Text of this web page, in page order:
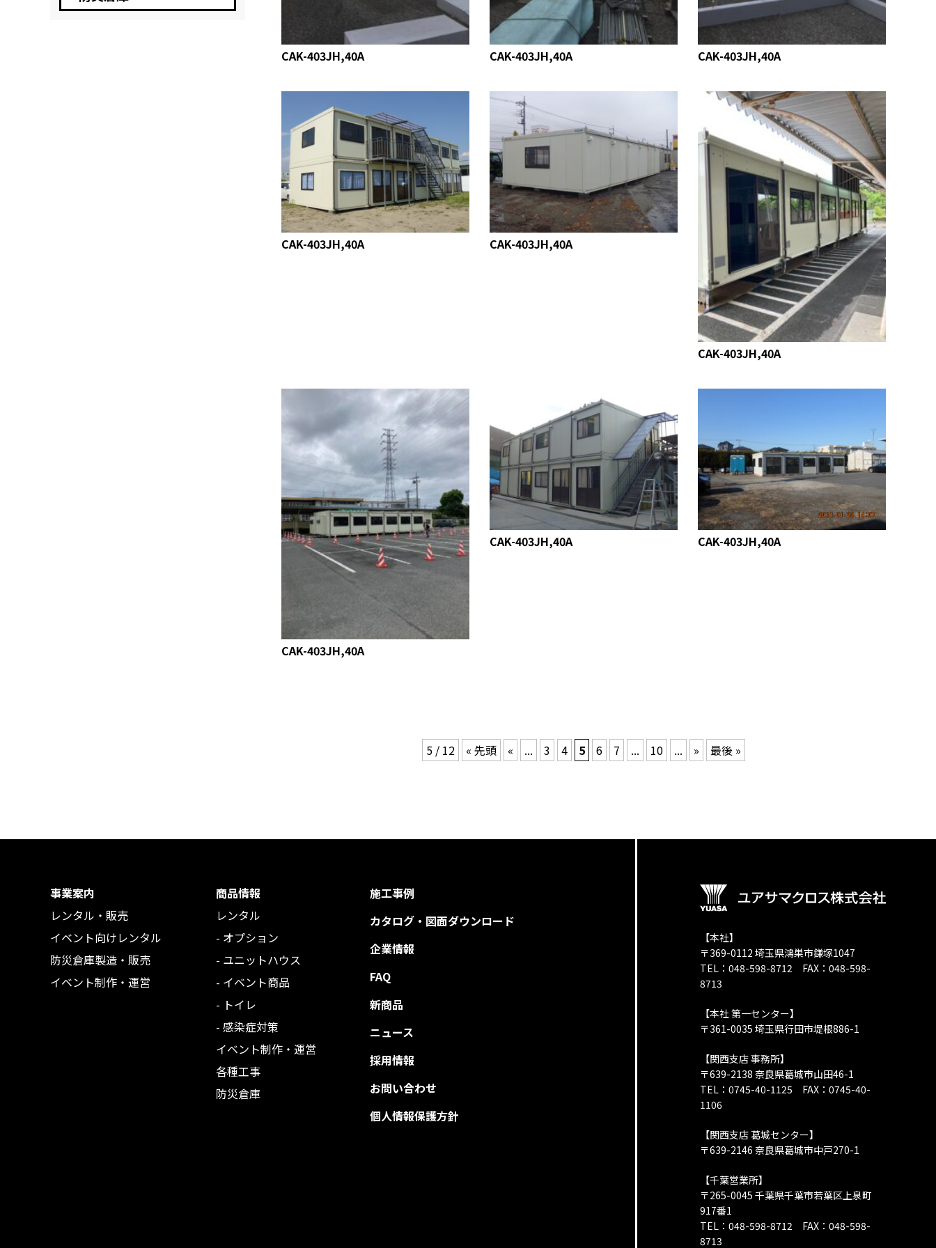
CAK-403JH,40A CAK-403JH,40A CAK-403JH,40A
CAK-403JH,40A CAK-403JH,40A
CAK-403JH,40A
CAK-403JH,40A
CAK-403JH,40A CAK-403JH,40A
5 / 12 « 先頭 « ... 3 4 5 6 7 ... 10 ... » 最後 »
【本社】
〒369-0112 埼玉県鴻巣市鎌塚1047
TEL：048-598-8712 FAX：048-598-
8713
【本社 第一センター】
〒361-0035 埼玉県行田市堤根886-1
【関西支店 事務所】
〒639-2138 奈良県葛城市山田46-1
TEL：0745-40-1125 FAX：0745-40-
1106
【関西支店 葛城センター】
〒639-2146 奈良県葛城市中戸270-1
【千葉営業所】
〒265-0045 千葉県千葉市若葉区上泉町
917番1
TEL：048-598-8712 FAX：048-598-
8713
事業案内
レンタル・販売
イベント向けレンタル
防災倉庫製造・販売
イベント制作・運営
商品情報
レンタル
- オプション
- ユニットハウス
- イベント商品
- トイレ
- 感染症対策
イベント制作・運営
各種工事
防災倉庫
施工事例
カタログ・図面ダウンロード
企業情報
FAQ
新商品
ニュース
採用情報
お問い合わせ
個人情報保護方針